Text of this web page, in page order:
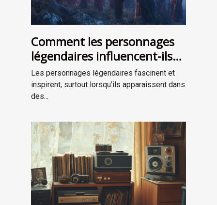
Comment les personnages
légendaires influencent-ils
les récits de survie ?
Les personnages légendaires fascinent et
inspirent, surtout lorsqu’ils apparaissent dans
des...